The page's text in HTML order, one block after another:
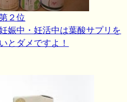
２位
娠中・妊活中は葉酸サプリを
とダメですよ！